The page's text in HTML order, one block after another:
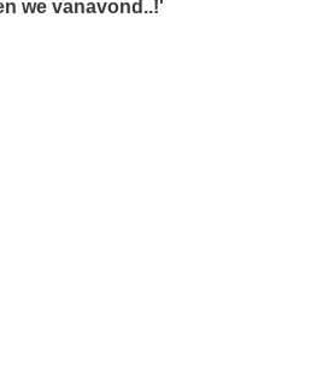
we vanavond..!'